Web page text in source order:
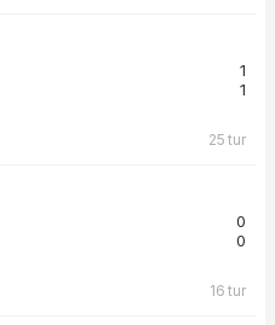
1
1
25 tur
0
0
16 tur